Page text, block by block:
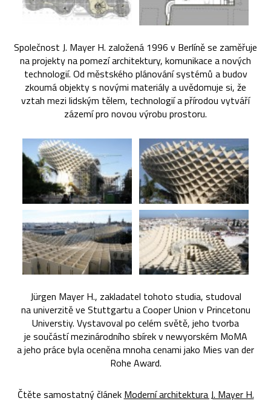
Společnost J. Mayer H. založená 1996 v Berlíně se zaměřuje
na projekty na pomezí architektury, komunikace a nových
technologií. Od městského plánování systémů a budov
zkoumá objekty s novými materiály a uvědomuje si, že
vztah mezi lidským tělem, technologií a přírodou vytváří
zázemí pro novou výrobu prostoru.
Jürgen Mayer H., zakladatel tohoto studia, studoval
na univerzitě ve Stuttgartu a Cooper Union v Princetonu
Universtiy. Vystavoval po celém světě, jeho tvorba
je součástí mezinárodního sbírek v newyorském MoMA
a jeho práce byla oceněna mnoha cenami jako Mies van der
Rohe Award.
Čtěte samostatný článek Moderní architektura J. Mayer H.